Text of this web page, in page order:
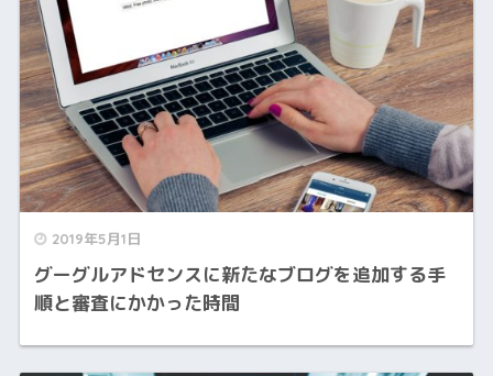
2019年5月1日
グーグルアドセンスに新たなブログを追加する手
順と審査にかかった時間